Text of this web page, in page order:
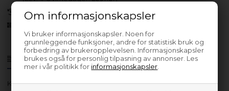
Om informasjonskapsler
Vi bruker informasjonskapsler. Noen for
grunnleggende funksjoner, andre for statistisk bruk og
forbedring av brukeropplevelsen. Informasjonskapsler
brukes også for personlig tilpasning av annonser. Les
mer i vår politikk for informasjonskapsler
Produktinfo Spørsmål om varen?
KF 615-00 RF_GC2225GEKS
30 dagers returrett